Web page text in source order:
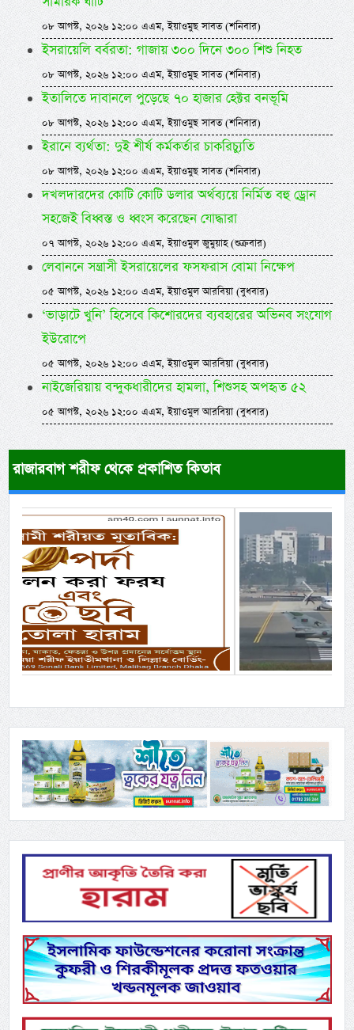
০৮ আগস্ট, ২০২৬ ১২:০০ এএম, ইয়াওমুছ সাবত (শনিবার)
ইসরায়েলি বর্বরতা: গাজায় ৩০০ দিনে ৩০০ শিশু নিহত
০৮ আগস্ট, ২০২৬ ১২:০০ এএম, ইয়াওমুছ সাবত (শনিবার)
ইতালিতে দাবানলে পুড়েছে ৭০ হাজার হেক্টর বনভূমি
০৮ আগস্ট, ২০২৬ ১২:০০ এএম, ইয়াওমুছ সাবত (শনিবার)
ইরানে ব্যর্থতা: দুই শীর্ষ কর্মকর্তার চাকরিচ্যুতি
০৮ আগস্ট, ২০২৬ ১২:০০ এএম, ইয়াওমুছ সাবত (শনিবার)
দখলদারদের কোটি কোটি ডলার অর্থব্যয়ে নির্মিত বহু ড্রোন
সহজেই বিধ্বস্ত ও ধ্বংস করেছেন যোদ্ধারা
০৭ আগস্ট, ২০২৬ ১২:০০ এএম, ইয়াওমুল জুমুয়াহ (শুক্রবার)
লেবাননে সন্ত্রাসী ইসরায়েলের ফসফরাস বোমা নিক্ষেপ
০৫ আগস্ট, ২০২৬ ১২:০০ এএম, ইয়াওমুল আরবিয়া (বুধবার)
‘ভাড়াটে খুনি’ হিসেবে কিশোরদের ব্যবহারের অভিনব সংযোগ
ইউরোপে
০৫ আগস্ট, ২০২৬ ১২:০০ এএম, ইয়াওমুল আরবিয়া (বুধবার)
নাইজেরিয়ায় বন্দুকধারীদের হামলা, শিশুসহ অপহৃত ৫২
০৫ আগস্ট, ২০২৬ ১২:০০ এএম, ইয়াওমুল আরবিয়া (বুধবার)
রাজারবাগ শরীফ থেকে প্রকাশিত কিতাব
Previous Next